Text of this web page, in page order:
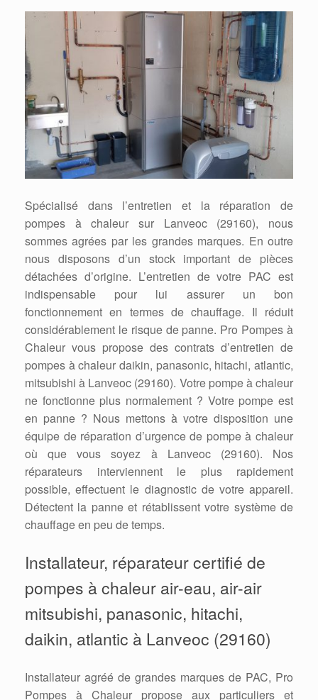
Spécialisé dans l’entretien et la réparation de
pompes à chaleur sur Lanveoc (29160), nous
sommes agrées par les grandes marques. En outre
nous disposons d’un stock important de pièces
détachées d’origine. L’entretien de votre PAC est
indispensable pour lui assurer un bon
fonctionnement en termes de chauffage. Il réduit
considérablement le risque de panne. Pro Pompes à
Chaleur vous propose des contrats d’entretien de
pompes à chaleur daikin, panasonic, hitachi, atlantic,
mitsubishi à Lanveoc (29160). Votre pompe à chaleur
ne fonctionne plus normalement ? Votre pompe est
en panne ? Nous mettons à votre disposition une
équipe de réparation d’urgence de pompe à chaleur
où que vous soyez à Lanveoc (29160). Nos
réparateurs interviennent le plus rapidement
possible, effectuent le diagnostic de votre appareil.
Détectent la panne et rétablissent votre système de
chauffage en peu de temps.
Installateur, réparateur certifié de
pompes à chaleur air-eau, air-air
mitsubishi, panasonic, hitachi,
daikin, atlantic à Lanveoc (29160)
Installateur agréé de grandes marques de PAC, Pro
Pompes à Chaleur propose aux particuliers et